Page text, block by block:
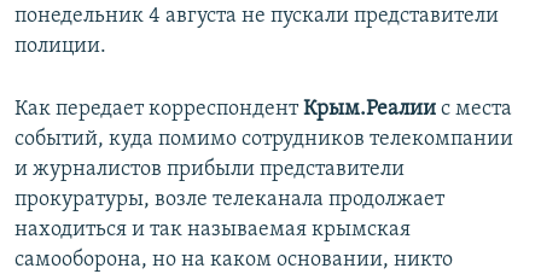
понедельник 4 августа не пускали представители
полиции.
Как передает корреспондентКрым.Реалии с места
событий, куда помимо сотрудников телекомпании
и журналистов прибыли представители
прокуратуры, возле телеканала продолжает
находиться и так называемая крымская
самооборона, но на каком основании, никто